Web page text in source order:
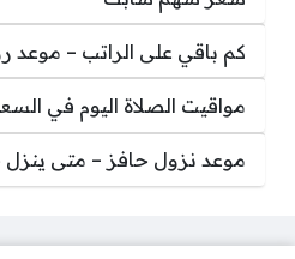
كم باقي على الراتب – موعد
مواقيت الصلاة اليوم في
موعد نزول حافز – متى ينزل